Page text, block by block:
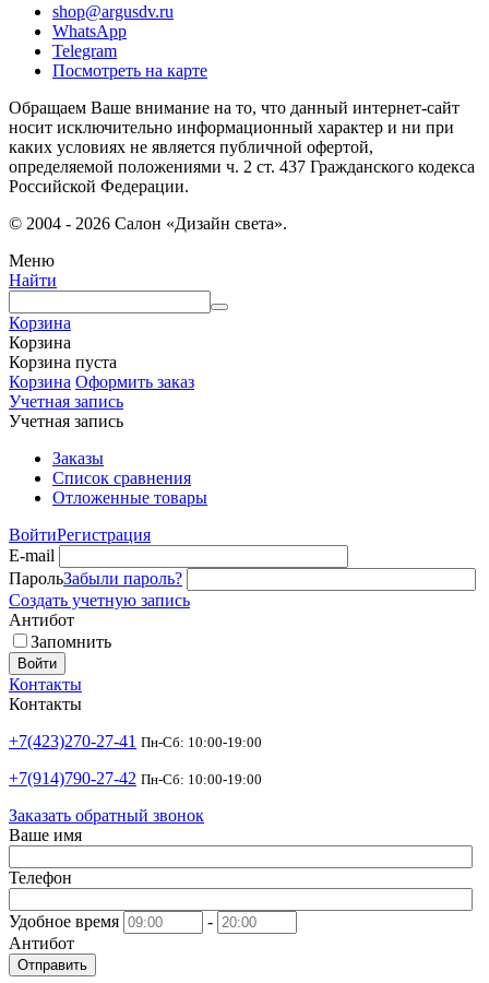
shop@argusdv.ru
WhatsApp
Telegram
Посмотреть на карте
Обращаем Ваше внимание на то, что данный интернет-сайт
носит исключительно информационный характер и ни при
каких условиях не является публичной офертой,
определяемой положениями ч. 2 ст. 437 Гражданского кодекса
Российской Федерации.
© 2004 - 2026 Салон «Дизайн света».
Меню
Найти
Корзина
Корзина
Корзина пуста
Корзина Оформить заказ
Учетная запись
Учетная запись
Заказы
Список сравнения
Отложенные товары
ВойтиРегистрация
E-mail
ПарольЗабыли пароль?
Создать учетную запись
Антибот
Запомнить
Войти
Контакты
Контакты
+7(423)270-27-41 Пн-Сб: 10:00-19:00
+7(914)790-27-42 Пн-Сб: 10:00-19:00
Заказать обратный звонок
Ваше имя
Телефон
Удобное время
-
Антибот
Отправить